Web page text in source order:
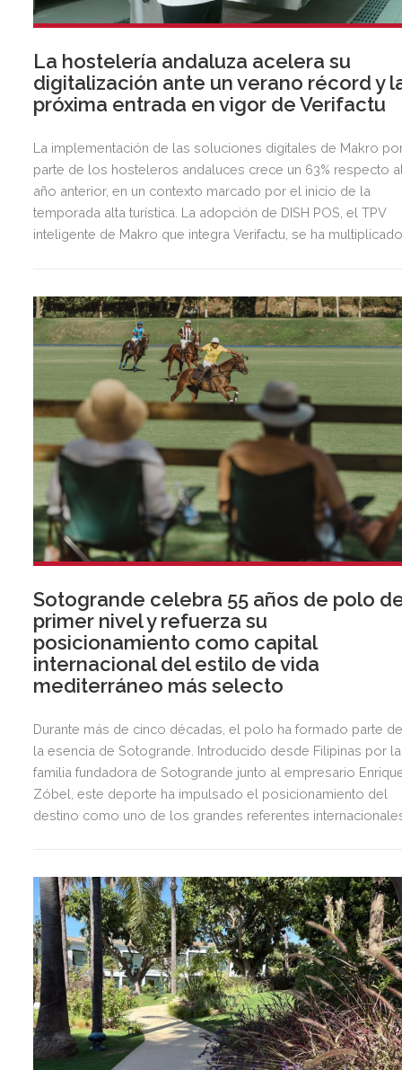
La hostelería andaluza acelera su
digitalización ante un verano récord y
próxima entrada en vigor de Verifactu
La implementación de las soluciones digitales de Makro
parte de los hosteleros andaluces crece un 63% respecto
año anterior, en un contexto marcado por el inicio de la
temporada alta turística. La adopción de DISH POS, el TPV
inteligente de Makro que integra Verifactu, se ha
Sotogrande celebra 55 años de polo
primer nivel y refuerza su
posicionamiento como capital
internacional del estilo de vida
mediterráneo más selecto
Durante más de cinco décadas, el polo ha formado parte
la esencia de Sotogrande. Introducido desde Filipinas por la
familia fundadora de Sotogrande junto al empresario
Zóbel, este deporte ha impulsado el posicionamiento del
destino como uno de los grandes referentes
exclusiva agenda social.